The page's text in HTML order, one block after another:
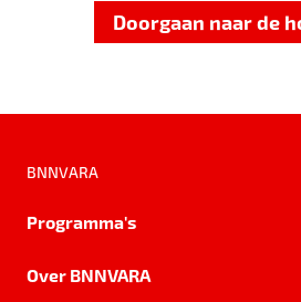
Doorgaan naar de
BNNVARA
Programma's
Over BNNVARA